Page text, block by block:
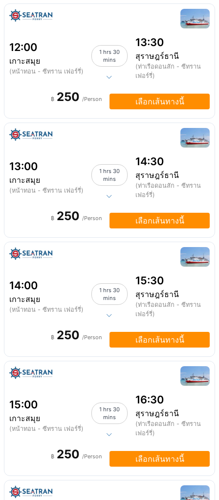
12:00
เกาะสมุย
(หน้าทอน - ซีทราน เฟอร์รี่)
1 hrs 30
mins
13:30
สุราษฎร์ธานี
(ท่าเรือดอนสัก - ซีทราน
เฟอร์รี่)
฿ 250 /Person เลือกเส้นทางนี้
13:00
เกาะสมุย
(หน้าทอน - ซีทราน เฟอร์รี่)
1 hrs 30
mins
14:30
สุราษฎร์ธานี
(ท่าเรือดอนสัก - ซีทราน
เฟอร์รี่)
฿ 250 /Person เลือกเส้นทางนี้
14:00
เกาะสมุย
(หน้าทอน - ซีทราน เฟอร์รี่)
1 hrs 30
mins
15:30
สุราษฎร์ธานี
(ท่าเรือดอนสัก - ซีทราน
เฟอร์รี่)
฿ 250 /Person เลือกเส้นทางนี้
15:00
เกาะสมุย
(หน้าทอน - ซีทราน เฟอร์รี่)
1 hrs 30
mins
16:30
สุราษฎร์ธานี
(ท่าเรือดอนสัก - ซีทราน
เฟอร์รี่)
฿ 250 /Person เลือกเส้นทางนี้